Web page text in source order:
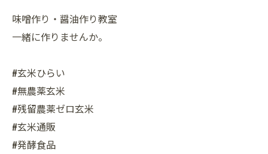
味噌作り・醤油作り教室
一緒に作りませんか。
#玄米ひらい
#無農薬玄米
#残留農薬ゼロ玄米
#玄米通販
#発酵食品